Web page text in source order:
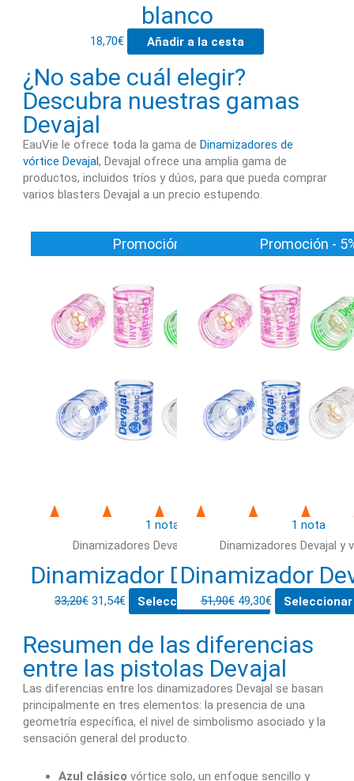
blanco
18,70€ Añadir a la cesta
¿No sabe cuál elegir?
Descubra nuestras gamas
Devajal
EauVie le ofrece toda la gama de Dinamizadores de
vórtice Devajal, Devajal ofrece una amplia gama de
productos, incluidos tríos y dúos, para que pueda comprar
varios blasters Devajal a un precio estupendo.
Promoción - 5%
1 nota
Dinamizadores Devajal y vortexers
Dinamizador Devajal dúo
33,20€
precio
33,20€.
31,54€
El
precio
es:
31,54€.
Seleccionar opciones
Promoción -
1 nota
Dinamizadores Devajal y
Dinamizador
51,90€
precio
51,90€.
49,30€
El
precio
es:
49,30€.
Resumen de las diferencias
entre las pistolas Devajal
Las diferencias entre los dinamizadores Devajal se basan
principalmente en tres elementos: la presencia de una
geometría específica, el nivel de simbolismo asociado y la
sensación general del producto.
Azul clásico vórtice solo, un enfoque sencillo y